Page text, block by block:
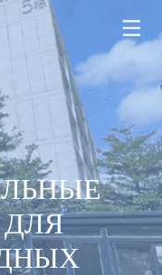
СВЕТОДИОДНЫХ